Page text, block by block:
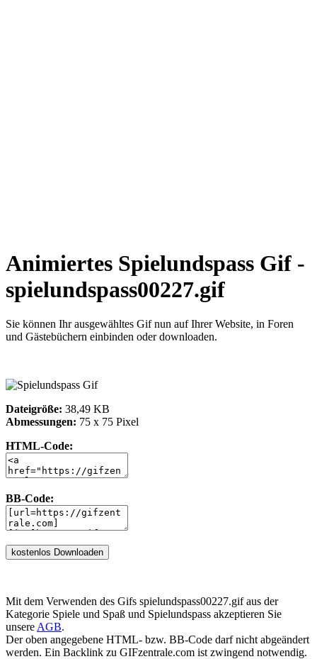
Animiertes Spielundspass Gif -
spielundspass00227.gif
Sie können Ihr ausgewähltes Gif nun auf Ihrer Website, in Foren
und Gästebüchern einbinden oder downloaden.
Dateigröße: 38,49 KB
Abmessungen: 75 x 75 Pixel
HTML-Code:
BB-Code:
Mit dem Verwenden des Gifs spielundspass00227.gif aus der
Kategorie Spiele und Spaß und Spielundspass akzeptieren Sie
unsere AGB.
Der oben angegebene HTML- bzw. BB-Code darf nicht abgeändert
werden. Ein Backlink zu GIFzentrale.com ist zwingend notwendig.